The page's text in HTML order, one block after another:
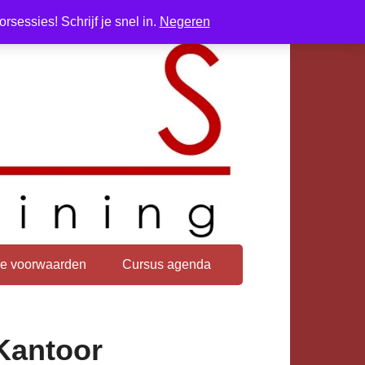
Schrijf je snel in. Negeren
voorwaarden Cursus agenda